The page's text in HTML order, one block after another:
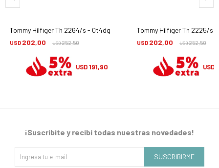
Tommy Hilfiger Th 2264/s - 0t4dg
USD 202,00 USD252,50
USD 191,90
Tommy Hilfiger Th 2225/s
USD 202,00 USD252,50
USD
¡Suscribite y recibí todas nuestras novedades!
SUSCRIBIRME